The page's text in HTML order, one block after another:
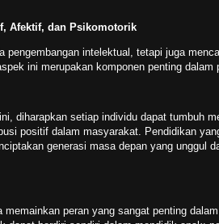
Afektif, dan Psikomotorik
pengembangan intelektual, tetapi juga
ini merupakan komponen penting dalam
diharapkan setiap individu dapat tumbuh
positif dalam masyarakat. Pendidikan
generasi masa depan yang unggul
memainkan peran yang sangat penting